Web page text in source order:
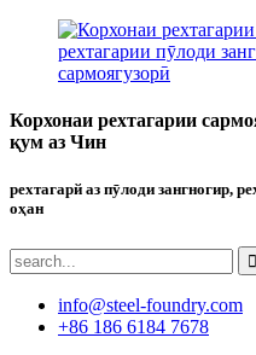
Корхонаи рехтагарии
қум аз Чин
рехтагарй аз пӯлоди зангногир,
оҳан
info@steel-foundry.com
+86 186 6184 7678